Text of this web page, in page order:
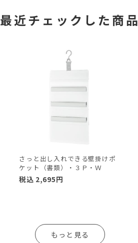
最近チェックした商品
さっと出し入れできる壁掛けポ
ケット（書類）・３Ｐ・Ｗ
税込 2,695円
もっと見る